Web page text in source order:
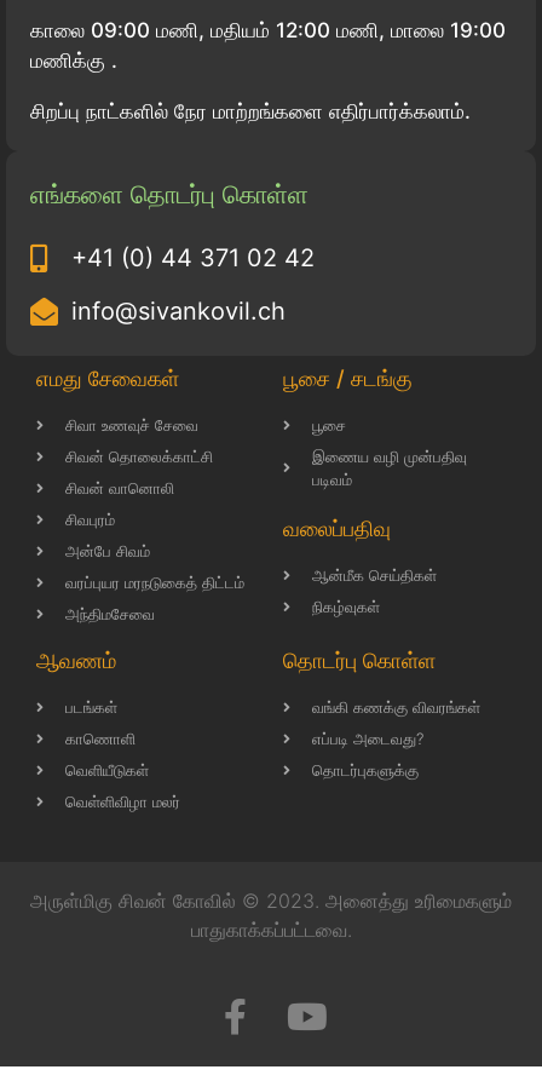
காலை 09:00 மணி, மதியம் 12:00 மணி, மாலை 19:00
மணிக்கு .
சிறப்பு நாட்களில் நேர மாற்றங்களை எதிர்பார்க்கலாம்.
எங்களை தொடர்பு கொள்ள
+41 (0) 44 371 02 42
info@sivankovil.ch
எமது சேவைகள்
சிவா உணவுச் சேவை
சிவன் தொலைக்காட்சி
சிவன் வானொலி
சிவபுரம்
அன்பே சிவம்
வரப்புயர மரநடுகைத் திட்டம்
அந்திமசேவை
பூசை / சடங்கு
பூசை
இணைய வழி முன்பதிவு
படிவம்
வலைப்பதிவு
ஆன்மீக செய்திகள்
நிகழ்வுகள்
ஆவணம்
படங்கள்
காணொளி
வெளியீடுகள்
வெள்ளிவிழா மலர்
தொடர்பு கொள்ள
வங்கி கணக்கு விவரங்கள்
எப்படி அடைவது?
தொடர்புகளுக்கு
அருள்மிகு சிவன் கோவில் © 2023. அனைத்து உரிமைகளும்
பாதுகாக்கப்பட்டவை.